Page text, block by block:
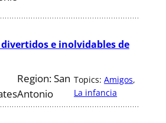
divertidos e inolvidables de
Region:San
Antonio
Topics:Amigos
La infancia